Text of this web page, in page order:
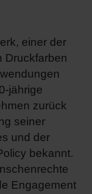
einer der
Druckfarben
jährige
zurück
seiner
und der
bekannt.
Engagement